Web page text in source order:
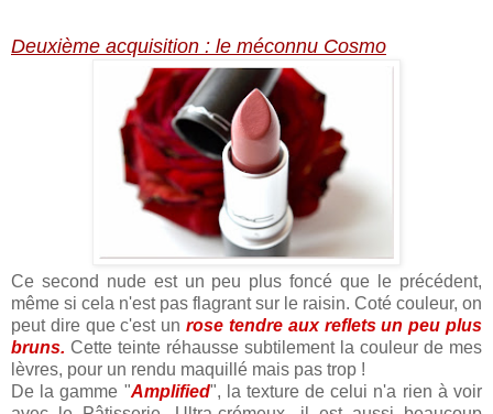
Deuxième acquisition : le méconnu Cosmo
Ce second nude est un peu plus foncé que le précédent,
même si cela n'est pas flagrant sur le raisin. Coté couleur, on
peut dire que c'est unrose tendre aux reflets un peu plus
bruns. Cette teinte réhausse subtilement la couleur de mes
lèvres, pour un rendu maquillé mais pas trop !
De la gamme "Amplified", la texture de celui n'a rien à voir